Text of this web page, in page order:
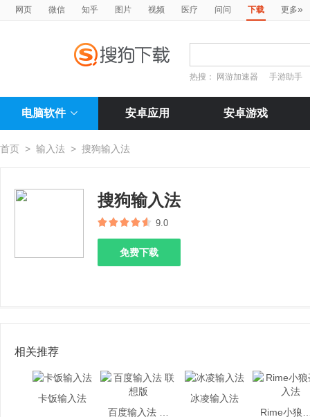
网页 微信 知乎 图片 视频 医疗 问问 下载 更多»
热搜： 网游加速器 手游助手
电脑软件 安卓应用 安卓游戏
首页 > 输入法 > 搜狗输入法
搜狗输入法
9.0
免费下载
相关推荐
卡饭输入法
冰凌输入法